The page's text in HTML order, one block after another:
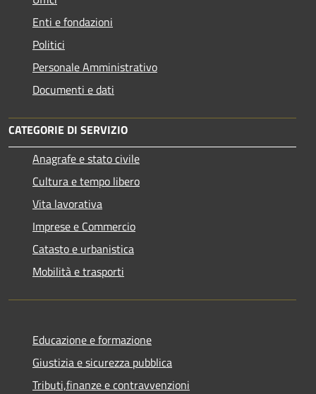
Enti e fondazioni
Politici
Personale Amministrativo
Documenti e dati
CATEGORIE DI SERVIZIO
Anagrafe e stato civile
Cultura e tempo libero
Vita lavorativa
Imprese e Commercio
Catasto e urbanistica
Mobilità e trasporti
Educazione e formazione
Giustizia e sicurezza pubblica
Tributi,finanze e contravvenzioni